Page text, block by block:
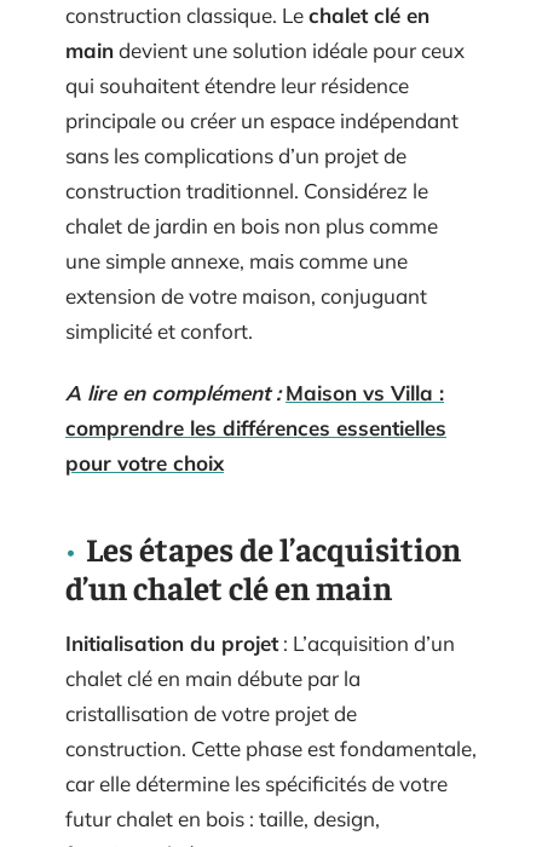
construction classique. Lechalet clé en
maindevient une solution idéale pour ceux
qui souhaitent étendre leur résidence
principale ou créer un espace indépendant
sans les complications d’un projet de
construction traditionnel. Considérez le
chalet de jardin en bois non plus comme
une simple annexe, mais comme une
extension de votre maison, conjuguant
simplicité et confort.
A lire en complément : Maison vs Villa :
comprendre les différences essentielles
pour votre choix
Les étapes de l’acquisition
d’un chalet clé en main
Initialisation du projet: L’acquisition d’un
chalet clé en main débute par la
cristallisation de votre projet de
construction. Cette phase est fondamentale,
car elle détermine les spécificités de votre
futur chalet en bois : taille, design,